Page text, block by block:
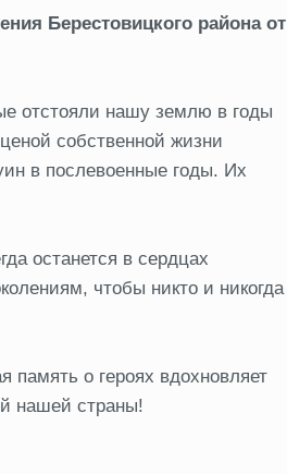
Берестовицкого района от
отстояли нашу землю в годы
собственной жизни
в послевоенные годы. Их
останется в сердцах
чтобы никто и никогда
память о героях вдохновляет
нашей страны!